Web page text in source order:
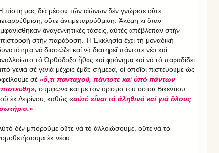
πίστη μας διά μέσου τῶν αἰώνων δέν γνώρισε οὒτε
οὒτε ἀντιμεταρρύθμιση. Ἀκόμη κι ὅταν
ἀναγεννητικές τάσεις, αὐτές ἀπέβλεπαν στήν
στήν παράδοση. Ἡ Ἐκκλησία ἔχει τή μοναδική
νά διασώζει καί νά διατηρεῖ πάντοτε νέο καί
τό Ὀρθόδοξο ἦθος καί φρόνημα καί νά τό παραδίδει
γενιά σέ γενιά μέχρις ἐμᾶς σήμερα, οἱ ὁποῖοι πιστεύουμε ὡς
σέ «ὃ,τι πανταχοῦ, πάντοτε καί ὑπό πάντων
σύμφωνα καί μέ τόν ὁρισμό τοῦ ὁσίου Βικεντίου
ἐκ Λειρίνου, καθώς «αὐτό εἶναι τό ἀληθινό καί γιά ὅλους
δέν μποροῦμε οὒτε νά τό ἀλλοιώσουμε, οὒτε νά τό
ἐκ νέου.